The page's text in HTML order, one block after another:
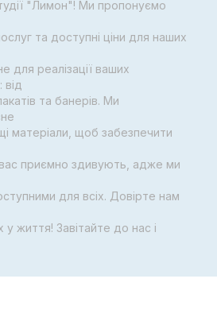
"Лимон"! Ми пропонуємо
та доступні ціни для наших
для реалізації ваших
від
та банерів. Ми
матеріали, щоб забезпечити
приємно здивують, адже ми
для всіх. Довірте нам
життя! Завітайте до нас і